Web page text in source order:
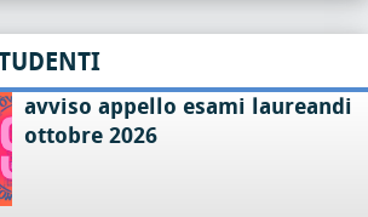
avviso appello esami laureandi
ottobre 2026